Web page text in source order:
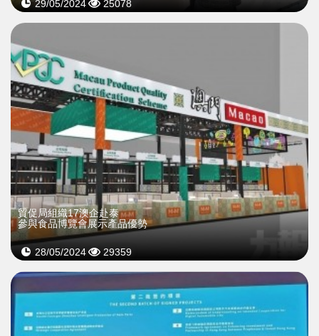
29/05/2024 25078
貿促局組織17澳企赴泰
參與食品博覽會展示產品優勢
28/05/2024 29359